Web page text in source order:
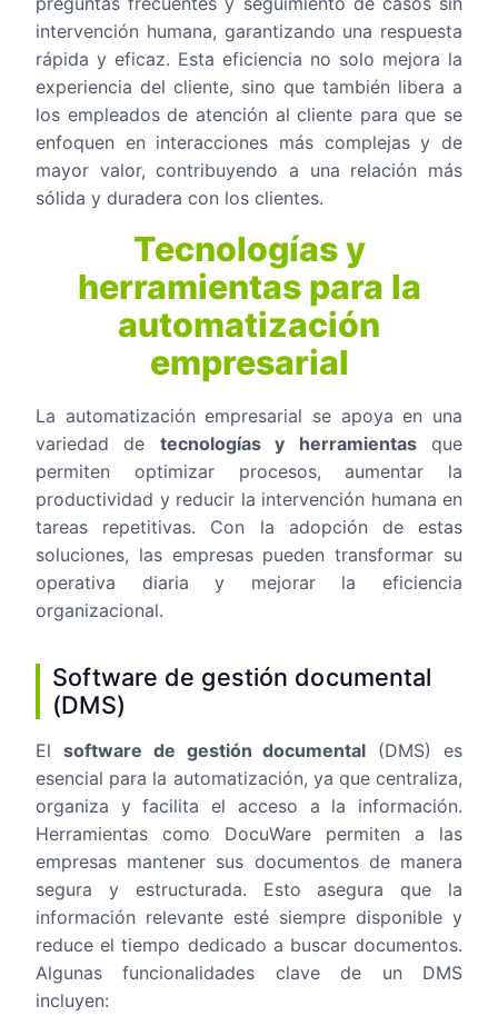
intervención humana, garantizando una respuesta
rápida y eficaz. Esta eficiencia no solo mejora la
experiencia del cliente, sino que también libera a
los empleados de atención al cliente para que se
enfoquen en interacciones más complejas y de
mayor valor, contribuyendo a una relación más
sólida y duradera con los clientes.
Tecnologías y
herramientas para la
automatización
empresarial
La automatización empresarial se apoya en una
variedad de tecnologías y herramientasque
permiten optimizar procesos, aumentar la
productividad y reducir la intervención humana en
tareas repetitivas. Con la adopción de estas
soluciones, las empresas pueden transformar su
operativa diaria y mejorar la eficiencia
organizacional.
Software de gestión documental
(DMS)
El software de gestión documental (DMS) es
esencial para la automatización, ya que centraliza,
organiza y facilita el acceso a la información.
Herramientas como DocuWare permiten a las
empresas mantener sus documentos de manera
segura y estructurada. Esto asegura que la
información relevante esté siempre disponible y
reduce el tiempo dedicado a buscar documentos.
Algunas funcionalidades clave de un DMS
incluyen: